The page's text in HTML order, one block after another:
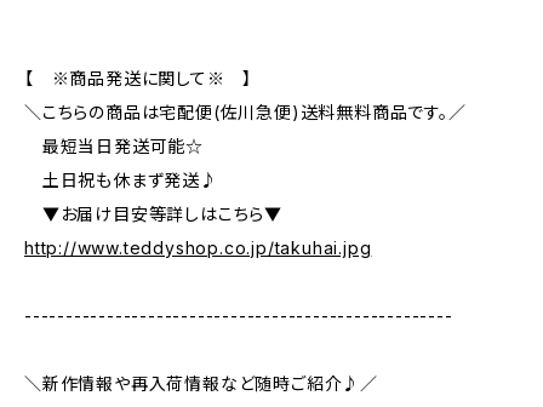
【 ※商品発送に関して※ 】
＼こちらの商品は宅配便(佐川急便)送料無料商品です。／
最短当日発送可能☆
土日祝も休まず発送♪
▼お届け目安等詳しはこちら▼
http://www.teddyshop.co.jp/takuhai.jpg
----------------------------------------------------
＼新作情報や再入荷情報など随時ご紹介♪／